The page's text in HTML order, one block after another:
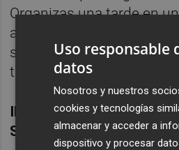
Organizas una tarde en
aquí, das unas patadas al
siguiente todo el mundo
ti."
IMPLACABLES CON
SIGAN SUS DIRECTRICES
Uso responsable
datos
Nosotros y nuestros
cookies y tecnologías
almacenar y acceder a
dispositivo y procesar